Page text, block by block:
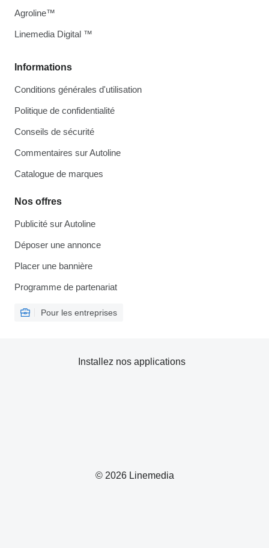
Informations
Conditions générales d'utilisation
Politique de confidentialité
Conseils de sécurité
Commentaires sur Autoline
Catalogue de marques
Nos offres
Publicité sur Autoline
Déposer une annonce
Placer une bannière
Programme de partenariat
Pour les entreprises
Agroline™
Linemedia Digital ™
© 2026 Linemedia
Installez nos applications